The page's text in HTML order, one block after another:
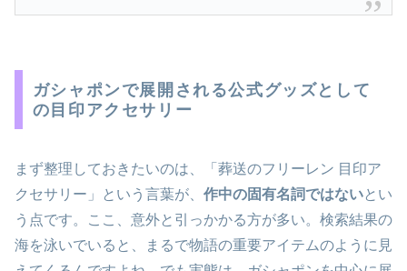
ガシャポンで展開される公式グッズとして
の目印アクセサリー
まず整理しておきたいのは、「葬送のフリーレン 目印ア
クセサリー」という言葉が、 作中の固有名詞ではないとい
う点です。ここ、意外と引っかかる方が多い。検索結果の
海を泳いでいると、まるで物語の重要アイテムのように見